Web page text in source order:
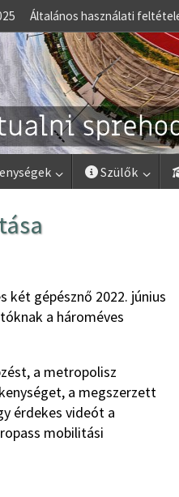
Általános használati
Szülők
két gépésznő 2022. június
a hároméves
a metropolisz
a megszerzett
érdekes videót a
mobilitási